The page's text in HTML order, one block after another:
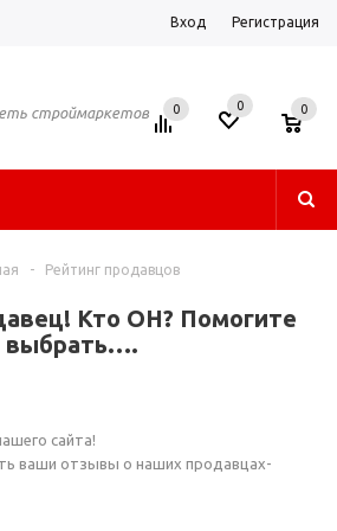
Вход Регистрация
строймаркетов 0 0 0
- Рейтинг продавцов
Кто ОН? Помогите
выбрать….
сайта!
ваши отзывы о наших продавцах-